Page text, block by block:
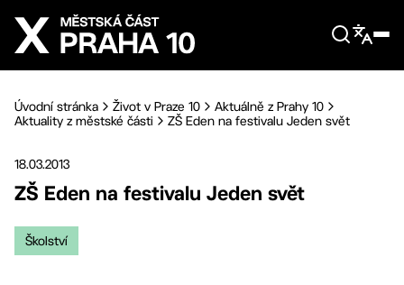
Přejít na hlavní obsah
Úvodní stránka Život v Praze 10
Aktuálně z Prahy 10
Aktuality z městské části
ZŠ Eden na festivalu Jeden svět
18.03.2013
ZŠ Eden na festivalu Jeden svět
Školství